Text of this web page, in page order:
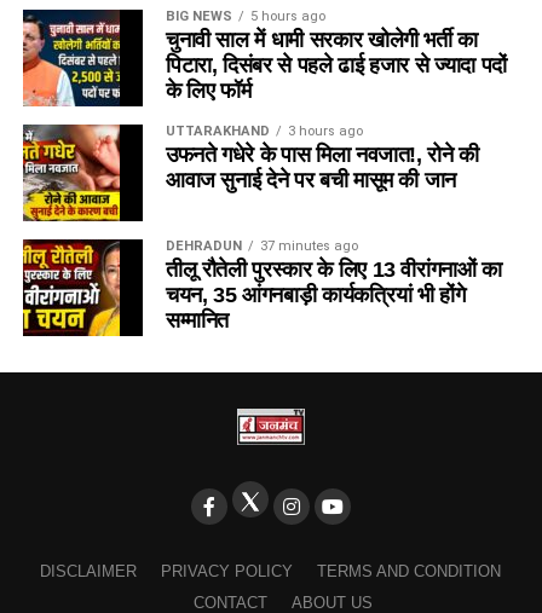
BIG NEWS 5 hours ago
चुनावी साल में धामी सरकार खोलेगी भर्ती का
पिटारा, दिसंबर से पहले ढाई हजार से ज्यादा पदों
के लिए फॉर्म
UTTARAKHAND 3 hours ago
उफनते गधेरे के पास मिला नवजात!, रोने की
आवाज सुनाई देने पर बची मासूम की जान
DEHRADUN 37 minutes ago
तीलू रौतेली पुरस्कार के लिए 13 वीरांगनाओं का
चयन, 35 आंगनबाड़ी कार्यकत्रियां भी होंगे
सम्मानित
DISCLAIMER PRIVACY POLICY
TERMS AND CONDITION
CONTACT
ABOUT US